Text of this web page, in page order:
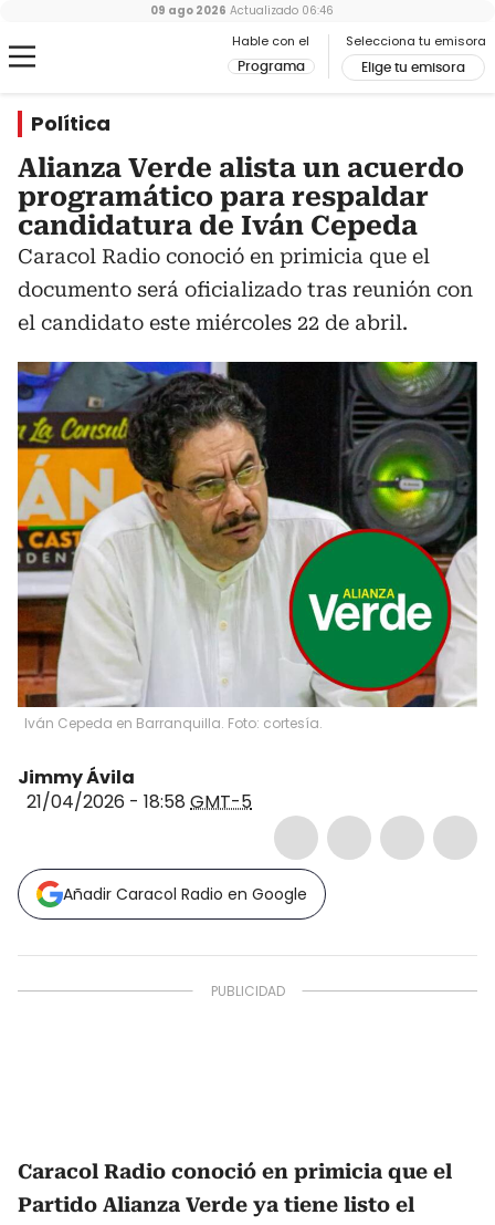
Hable con el
Programa
Selecciona tu emisora
Elige tu emisora
09 ago 2026 Actualizado 06:46
Política
Alianza Verde alista un acuerdo
programático para respaldar
candidatura de Iván Cepeda
Caracol Radio conoció en primicia que el
documento será oficializado tras reunión con
el candidato este miércoles 22 de abril.
Iván Cepeda en Barranquilla. Foto: cortesía.
Jimmy Ávila
21/04/2026 - 18:58 GMT-5
Añadir Caracol Radio en Google
Caracol Radio conoció en primicia que el
Partido Alianza Verde ya tiene listo el